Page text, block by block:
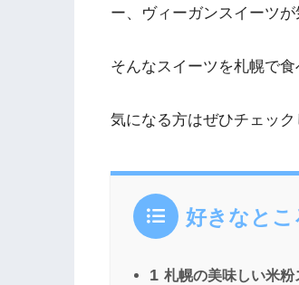
ー、ヴィーガンスイーツが
そんなスイーツを札幌で
気になる方はぜひチェック
好きなと
1 札幌の美味しい米粉